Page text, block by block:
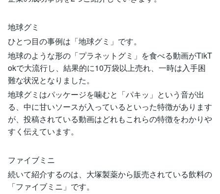
地球グミ
ひとつ目の事例は「地球グミ」です。
地球のような形の「プラネットグミ」を食べる動画がTikT
okで大流行し、結果的に10万袋以上売れ、一時は入手困
難な状況となりました。
地球グミはパッケージを噛むと「パキッ」という音が出
る、中に甘いソースが入っているといった特徴があります
が、投稿されている動画はどれもこれらの特徴をわかりや
すく伝えています。
ファイブミニ
続いて紹介するのは、大塚製薬から販売されている飲料の
「ファイブミニ」です。